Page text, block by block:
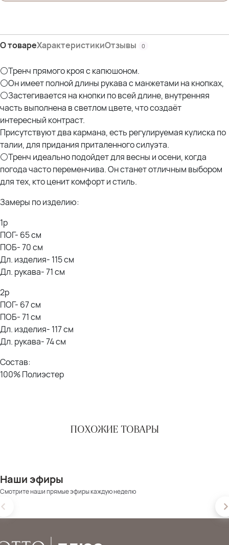
Состав:
О товареХарактеристикиОтзывы 0
⚪Тренч прямого кроя с капюшоном.
⚪Он имеет полной длины рукава с манжетами на кнопках,
⚪Застегивается на кнопки по всей длине, внутренняя
часть выполнена в светлом цвете, что создаёт
интересный контраст.
Присутствуют два кармана, есть регулируемая кулиска по
талии, для придания приталенного силуэта.
⚪Тренч идеально подойдет для весны и осени, когда
погода часто переменчива. Он станет отличным выбором
для тех, кто ценит комфорт и стиль.
Замеры по изделию:
1р
ПОГ- 65 см
ПОБ- 70 см
Дл. изделия- 115 см
Дл. рукава- 71 см
2р
ПОГ- 67 см
ПОБ- 71 см
Дл. изделия- 117 см
Дл. рукава- 74 см
Состав:
100% Полиэстер
ПОХОЖИЕ ТОВАРЫ
Наши эфиры
Смотрите наши прямые эфиры каждую неделю